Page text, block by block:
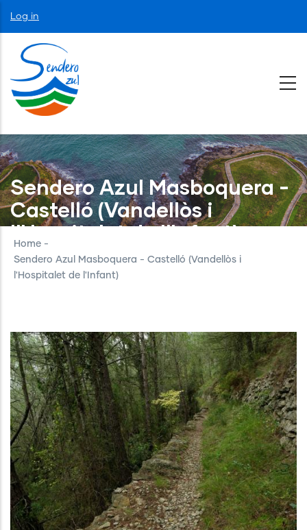
Skip
to
main
content
User
account
menu
Log in
Sendero Azul Masboquera -
Castelló (Vandellòs i
l'Hospitalet de l'Infant)
Home -
Sendero Azul Masboquera - Castelló (Vandellòs i
l'Hospitalet de l'Infant)